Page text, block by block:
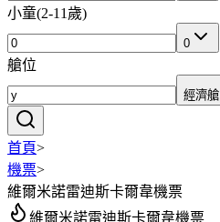
小童(2-11歲)
0
艙位
經濟艙
首頁>
機票>
維爾米諾雷迪斯卡爾韋機票
維爾米諾雷迪斯卡爾韋機票